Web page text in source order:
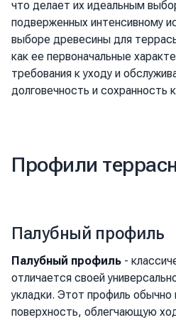
что делает их идеальным
подверженных интенсивному
выборе древесины для
как ее первоначальные
требования к уходу и
долговечность и сохранность
Профили
Палубный профиль
Палубный профиль -
отличается своей
укладки. Этот профиль обычно
поверхность, облегчающую